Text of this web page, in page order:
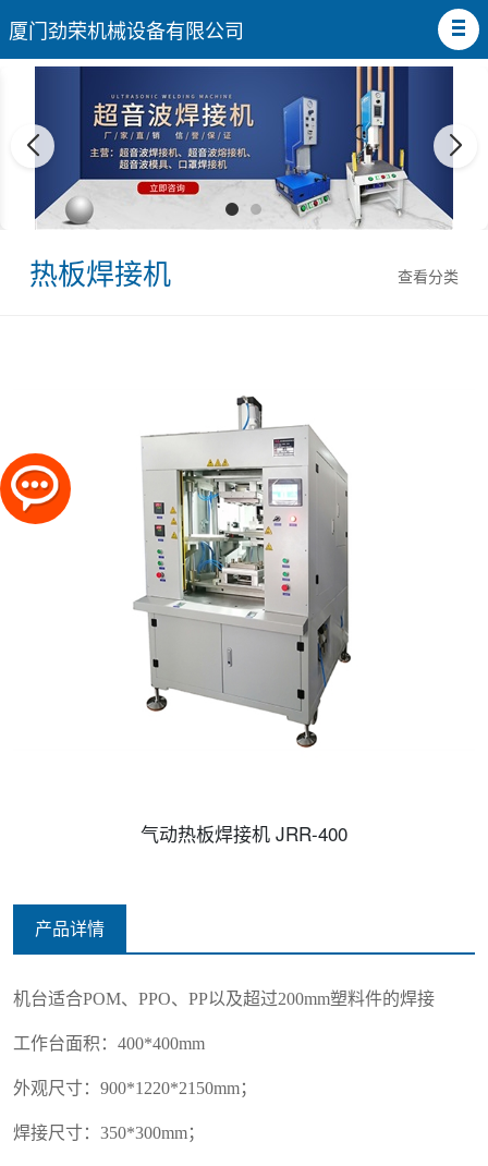
厦门劲荣机械设备有限公司
查看分类
热板焊接机
气动热板焊接机 JRR-400
产品详情
机台适合POM、PPO、PP以及超过200mm塑料件的焊接
工作台面积：400*400mm
外观尺寸：900*1220*2150mm；
焊接尺寸：350*300mm；